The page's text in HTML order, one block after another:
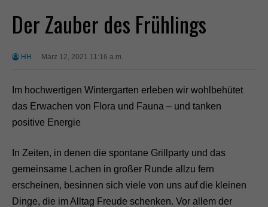
Der Zauber des Frühlings
HH März 12, 2021 11:16 a.m.
Im hochwertigen Wintergarten erleben wir wohlbehütet
das Erwachen von Flora und Fauna – und tanken
positive Energie
In Zeiten, in denen die spontane Grillparty und das
gemeinsame Lachen in großer Runde allzu fern
erscheinen, besinnen sich viele von uns auf die kleinen
Dinge, die im Alltag Freude schenken. Vor allem der